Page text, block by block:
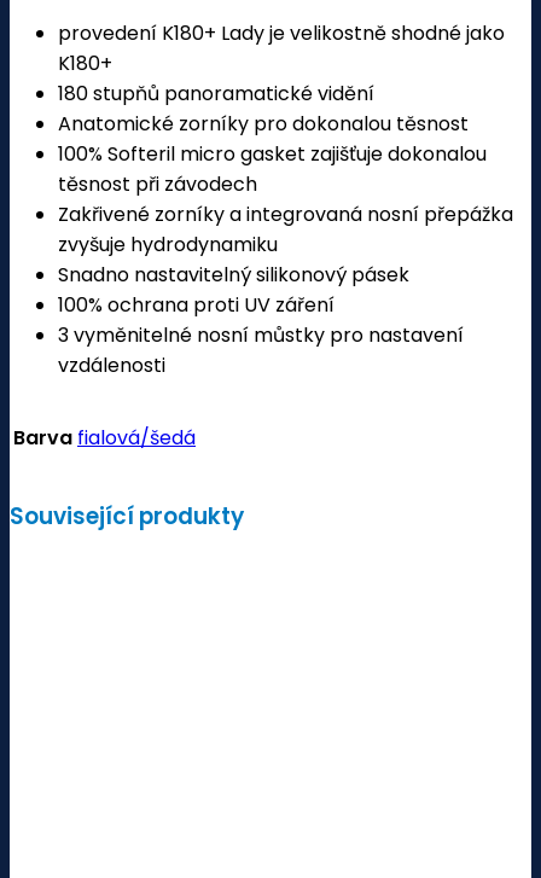
provedení K180+ Lady je velikostně shodné jako
K180+
180 stupňů panoramatické vidění
Anatomické zorníky pro dokonalou těsnost
100% Softeril micro gasket zajišťuje dokonalou
těsnost při závodech
Zakřivené zorníky a integrovaná nosní přepážka
zvyšuje hydrodynamiku
Snadno nastavitelný silikonový pásek
100% ochrana proti UV záření
3 vyměnitelné nosní můstky pro nastavení
vzdálenosti
Barva fialová/šedá
Související produkty